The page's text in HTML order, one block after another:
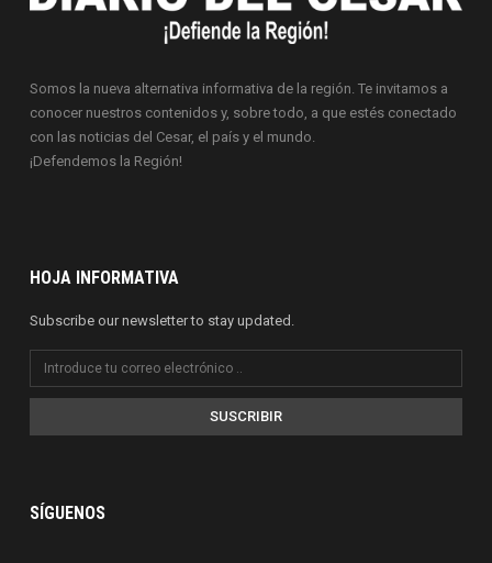
Somos la nueva alternativa informativa de la región. Te invitamos a
conocer nuestros contenidos y, sobre todo, a que estés conectado
con las noticias del Cesar, el país y el mundo.
¡Defendemos la Región!
HOJA INFORMATIVA
Subscribe our newsletter to stay updated.
SUSCRIBIR
SÍGUENOS